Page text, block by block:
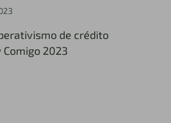
de crédito
2023